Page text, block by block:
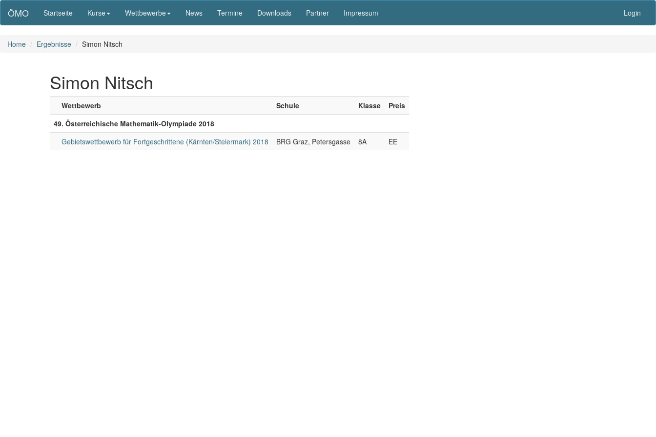
ÖMO Startseite Kurse Wettbewerbe News Termine Downloads Partner Impressum Login
Home Ergebnisse Simon Nitsch
Simon Nitsch
Wettbewerb Schule Klasse
Preis
49. Österreichische Mathematik-Olympiade 2018
Gebietswettbewerb für Fortgeschrittene (Kärnten/Steiermark) 2018
BRG Graz, Petersgasse 8A EE